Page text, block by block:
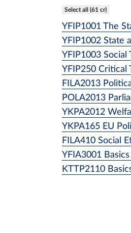
Select all (61 cr)
YFIP1001 The
YFIP1002 State
YFIP1003 Social
YFIP250 Critical
FILA2013
POLA2013
YKPA2012
YKPA165 EU
FILA410 Social
YFIA3001
KTTP2110